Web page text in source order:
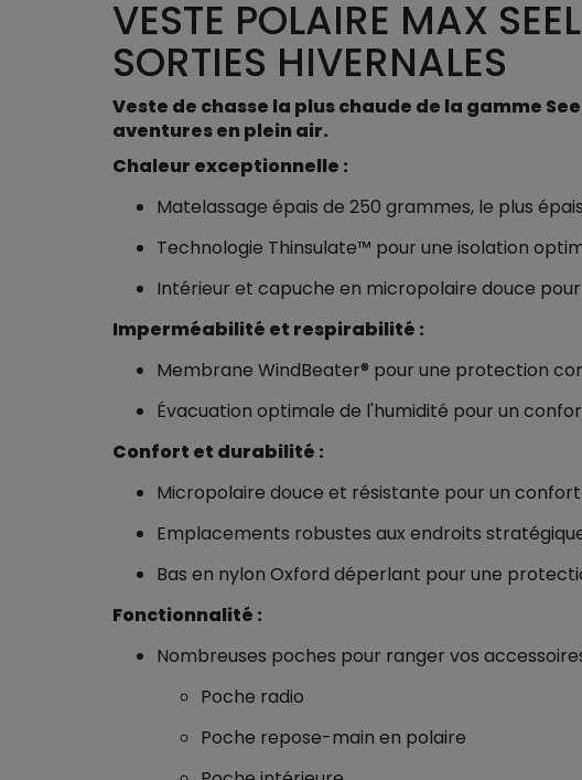
VESTE POLAIRE MAX
SORTIES HIVERNALES
Veste de chasse la plus chaude de la gamme
aventures en plein air.
Chaleur exceptionnelle :
Matelassage épais de 250 grammes, le plus
Technologie Thinsulate™ pour une isolation
Intérieur et capuche en micropolaire douce
Imperméabilité et respirabilité :
Membrane WindBeater® pour une protection
Évacuation optimale de l'humidité pour un
Confort et durabilité :
Micropolaire douce et résistante pour un
Emplacements robustes aux endroits
Bas en nylon Oxford déperlant pour une
Fonctionnalité :
Nombreuses poches pour ranger vos
Poche radio
Poche repose-main en polaire